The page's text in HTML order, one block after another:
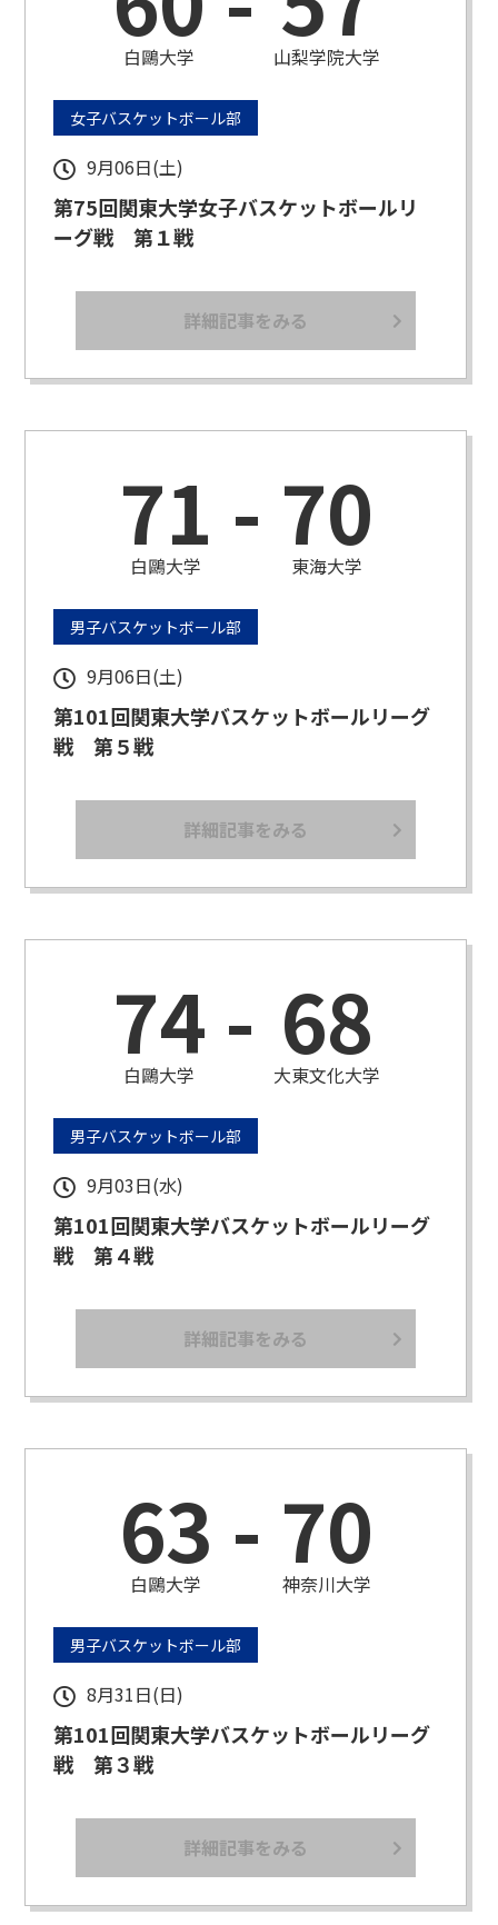
白鷗大学 山梨学院大学
女子バスケットボール部
9月06日(土)
第75回関東大学女子バスケットボールリ
ーグ戦 第１戦
詳細記事をみる
71
白鷗大学 - 70
東海大学
男子バスケットボール部
9月06日(土)
第101回関東大学バスケットボールリーグ
戦 第５戦
詳細記事をみる
74
白鷗大学 - 68
大東文化大学
男子バスケットボール部
9月03日(水)
第101回関東大学バスケットボールリーグ
戦 第４戦
詳細記事をみる
63
白鷗大学 - 70
神奈川大学
男子バスケットボール部
8月31日(日)
第101回関東大学バスケットボールリーグ
戦 第３戦
詳細記事をみる